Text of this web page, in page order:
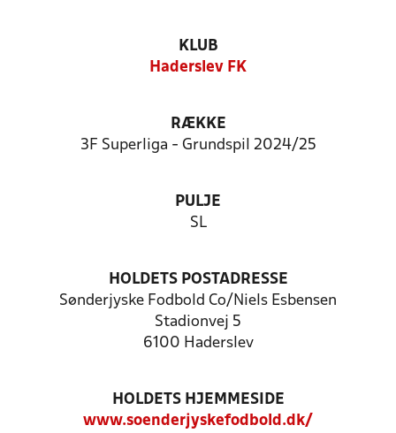
KLUB
Haderslev FK
RÆKKE
3F Superliga - Grundspil 2024/25
PULJE
SL
HOLDETS POSTADRESSE
Sønderjyske Fodbold Co/Niels Esbensen
Stadionvej 5
6100 Haderslev
HOLDETS HJEMMESIDE
www.soenderjyskefodbold.dk/